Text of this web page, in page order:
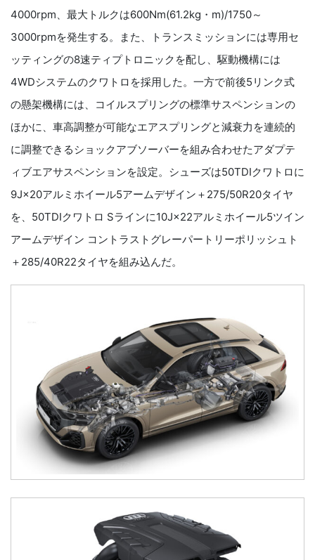
4000rpm、最大トルクは600Nm(61.2kg・m)/1750～
3000rpmを発生する。また、トランスミッションには専用セ
ッティングの8速ティプトロニックを配し、駆動機構には
4WDシステムのクワトロを採用した。一方で前後5リンク式
の懸架機構には、コイルスプリングの標準サスペンションの
ほかに、車高調整が可能なエアスプリングと減衰力を連続的
に調整できるショックアブソーバーを組み合わせたアダプテ
ィブエアサスペンションを設定。シューズは50TDIクワトロに
9J×20アルミホイール5アームデザイン＋275/50R20タイヤ
を、50TDIクワトロ Sラインに10J×22アルミホイール5ツイン
アームデザイン コントラストグレーパートリーポリッシュト
＋285/40R22タイヤを組み込んだ。